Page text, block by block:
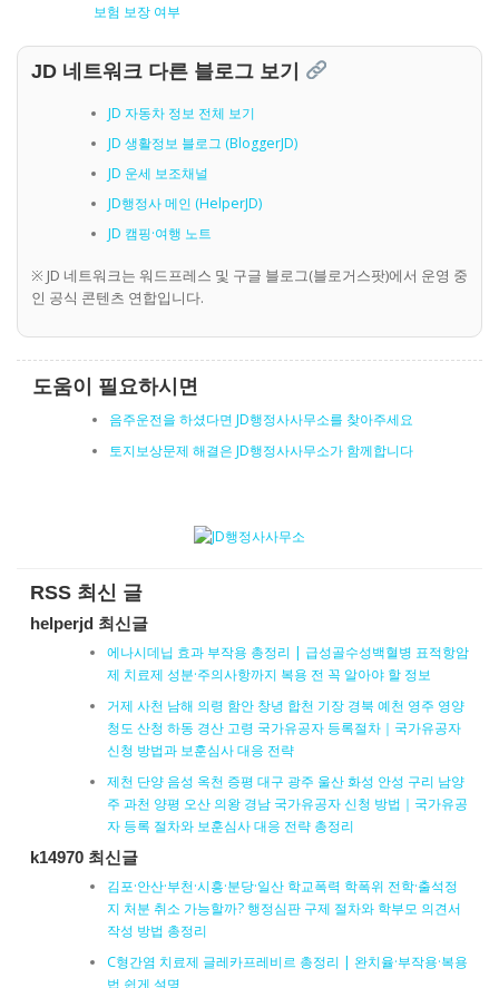
보험 보장 여부
JD 네트워크 다른 블로그 보기
JD 자동차 정보 전체 보기
JD 생활정보 블로그 (BloggerJD)
JD 운세 보조채널
JD행정사 메인 (HelperJD)
JD 캠핑·여행 노트
※ JD 네트워크는 워드프레스 및 구글 블로그(블로거스팟)에서 운영 중
인 공식 콘텐츠 연합입니다.
도움이 필요하시면
음주운전을 하셨다면 JD행정사사무소를 찾아주세요
토지보상문제 해결은 JD행정사사무소가 함께합니다
RSS 최신 글
helperjd 최신글
에나시데닙 효과 부작용 총정리 | 급성골수성백혈병 표적항암
제 치료제 성분·주의사항까지 복용 전 꼭 알아야 할 정보
거제 사천 남해 의령 함안 창녕 합천 기장 경북 예천 영주 영양
청도 산청 하동 경산 고령 국가유공자 등록절차｜국가유공자
신청 방법과 보훈심사 대응 전략
제천 단양 음성 옥천 증평 대구 광주 울산 화성 안성 구리 남양
주 과천 양평 오산 의왕 경남 국가유공자 신청 방법｜국가유공
자 등록 절차와 보훈심사 대응 전략 총정리
k14970 최신글
김포·안산·부천·시흥·분당·일산 학교폭력 학폭위 전학·출석정
지 처분 취소 가능할까? 행정심판 구제 절차와 학부모 의견서
작성 방법 총정리
C형간염 치료제 글레카프레비르 총정리 | 완치율·부작용·복용
법 쉽게 설명